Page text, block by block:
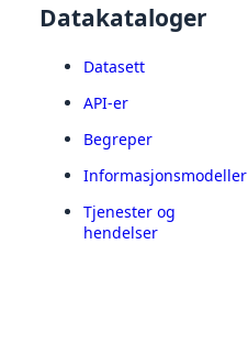
Datakataloger
Datasett
API-er
Begreper
Informasjonsmodeller
Tjenester og
hendelser